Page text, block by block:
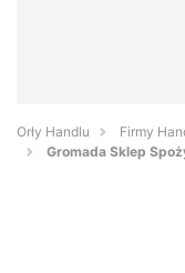
Orły Handlu
Firmy
Gromada Sklep